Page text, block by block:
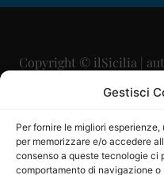
Gestisci
Per fornire le migliori
per memorizzare e/o accedere
consenso a queste tecnologie ci
comportamento di navigazione o
Copyright © ilSicilia |
Direttore